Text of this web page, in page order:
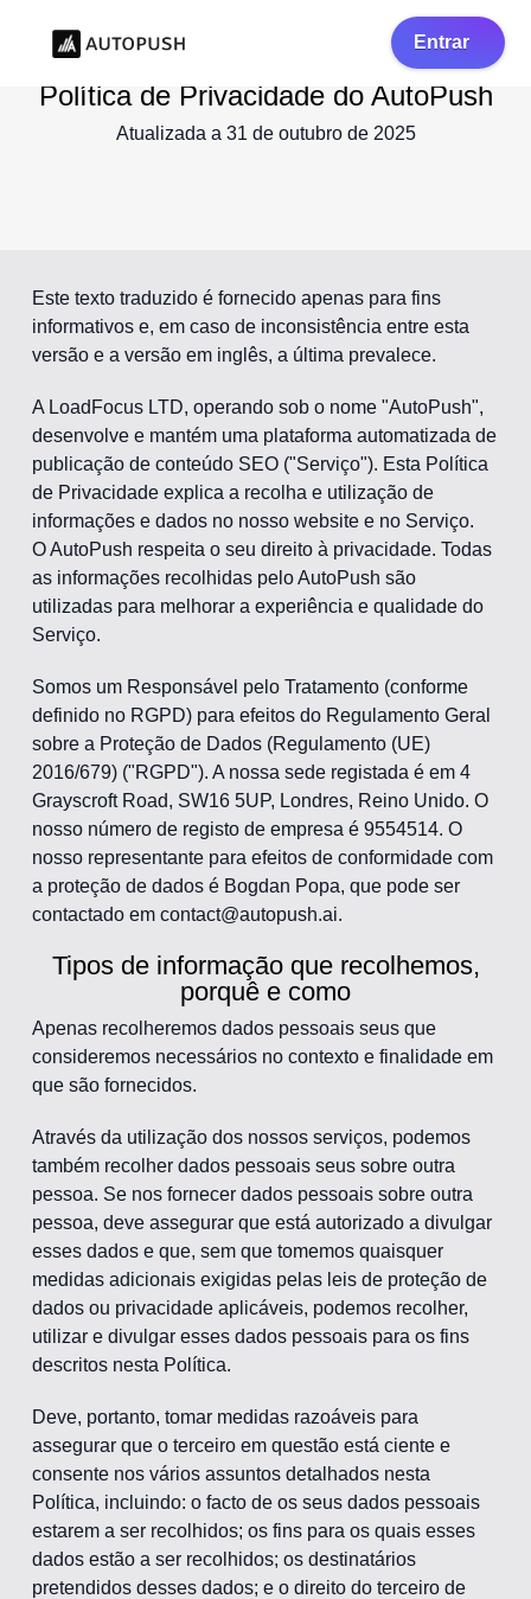
Entrar
Política de Privacidade do AutoPush
Atualizada a 31 de outubro de 2025
Este texto traduzido é fornecido apenas para fins
informativos e, em caso de inconsistência entre esta
versão e a versão em inglês, a última prevalece.
A LoadFocus LTD, operando sob o nome "AutoPush",
desenvolve e mantém uma plataforma automatizada de
publicação de conteúdo SEO ("Serviço"). Esta Política
de Privacidade explica a recolha e utilização de
informações e dados no nosso website e no Serviço.
O AutoPush respeita o seu direito à privacidade. Todas
as informações recolhidas pelo AutoPush são
utilizadas para melhorar a experiência e qualidade do
Serviço.
Somos um Responsável pelo Tratamento (conforme
definido no RGPD) para efeitos do Regulamento Geral
sobre a Proteção de Dados (Regulamento (UE)
2016/679) ("RGPD"). A nossa sede registada é em 4
Grayscroft Road, SW16 5UP, Londres, Reino Unido. O
nosso número de registo de empresa é 9554514. O
nosso representante para efeitos de conformidade com
a proteção de dados é Bogdan Popa, que pode ser
contactado em contact@autopush.ai.
Tipos de informação que recolhemos,
porquê e como
Apenas recolheremos dados pessoais seus que
consideremos necessários no contexto e finalidade em
que são fornecidos.
Através da utilização dos nossos serviços, podemos
também recolher dados pessoais seus sobre outra
pessoa. Se nos fornecer dados pessoais sobre outra
pessoa, deve assegurar que está autorizado a divulgar
esses dados e que, sem que tomemos quaisquer
medidas adicionais exigidas pelas leis de proteção de
dados ou privacidade aplicáveis, podemos recolher,
utilizar e divulgar esses dados pessoais para os fins
descritos nesta Política.
Deve, portanto, tomar medidas razoáveis para
assegurar que o terceiro em questão está ciente e
consente nos vários assuntos detalhados nesta
Política, incluindo: o facto de os seus dados pessoais
estarem a ser recolhidos; os fins para os quais esses
dados estão a ser recolhidos; os destinatários
pretendidos desses dados; e o direito do terceiro de